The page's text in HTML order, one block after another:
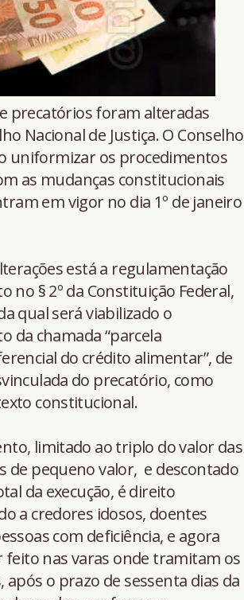
precatórios foram alteradas
Nacional de Justiça. O Conselho
uniformizar os procedimentos
as mudanças constitucionais
em vigor no dia 1º de janeiro
está a regulamentação
no § 2º da Constituição Federal,
qual será viabilizado o
da chamada “parcela
do crédito alimentar”, de
do precatório, como
constitucional.
limitado ao triplo do valor das
de pequeno valor, e descontado
da execução, é direito
a credores idosos, doentes
com deficiência, e agora
feito nas varas onde tramitam os
após o prazo de sessenta dias da